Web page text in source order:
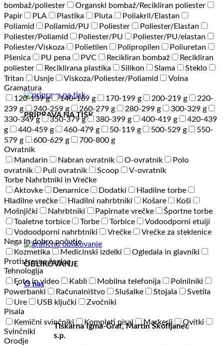
PRIPRAVA NA TISK
OBLIKOVANJE
O nas
Tiskarna Igma-Graf, Martin Škofljanec
s.p.
bombaž/poliester
Organski bombaž/Recikliran poliester
Papir
PLA Plastika Pluta
Poliakril/Elastan
Poliamid
Poliamid/PU Poliester
Poliester/Elastan
Poliester/Poliamid
Poliester/PU
Poliester/PU/elastan
Poliester/Viskoza
Polietilen Polipropilen
Poliuretan
Pšenica
PU pena PVC Recikliran bombaž
Recikliran
poliester
Reciklirana plastika Silikon Slama
Steklo
Tritan
Usnje Viskoza/Poliester/Poliamid
Volna
Gramatura
120-139 g
140-169 g 170-199 g 200-219 g
220-
239 g
240-259 g 260-279 g 280-299 g
300-329 g
330-349 g
350-379 g 380-399 g 400-419 g
420-439
g
440-459 g 460-479 g 50-119 g 500-529 g
550-
579 g
600-629 g
700-800 g
Ovratnik
Mandarin
Nabran ovratnik O-ovratnik
Polo
ovratnik
Puli ovratnik Scoop
V-ovratnik
Torbe Nahrbtniki in Vrečke
Aktovke
Denarnice Dodatki
Hladilne torbe
Hladilne vrečke
Hladilni nahrbtniki Košare
Koši
Mošnjički
Nahrbtniki Papirnate vrečke
Športne torbe
Toaletne torbice
Torbe Torbice
Vodoodporni etuiji
Vodoodporni nahrbtniki
Vrečke
Vrečke za steklenice
Nega in dobro počutje
Kozmetika
Medicinski izdelki
Ogledala in glavniki
Protistresne žogice
Tehnologija
Foto in video
Kabli Mobilna telefonija
Polnilniki
Powerbanki
Računalništvo Slušalke Stojala
Svetila
Ure
USB ključki
Zvočniki
Pisala
Kemični svinčniki
Kompleti pisal Markerji
Ovitki
Svinčniki
Orodje